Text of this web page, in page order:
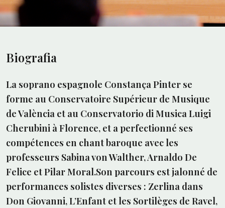
Biografia
La soprano espagnole Constança Pinter se
forme au Conservatoire Supérieur de Musique
de València et au Conservatorio di Musica Luigi
Cherubini à Florence, et a perfectionné ses
compétences en chant baroque avec les
professeurs Sabina von Walther, Arnaldo De
Felice et Pilar Moral.Son parcours est jalonné de
performances solistes diverses : Zerlina dans
Don Giovanni, L’Enfant et les Sortilèges de Ravel,